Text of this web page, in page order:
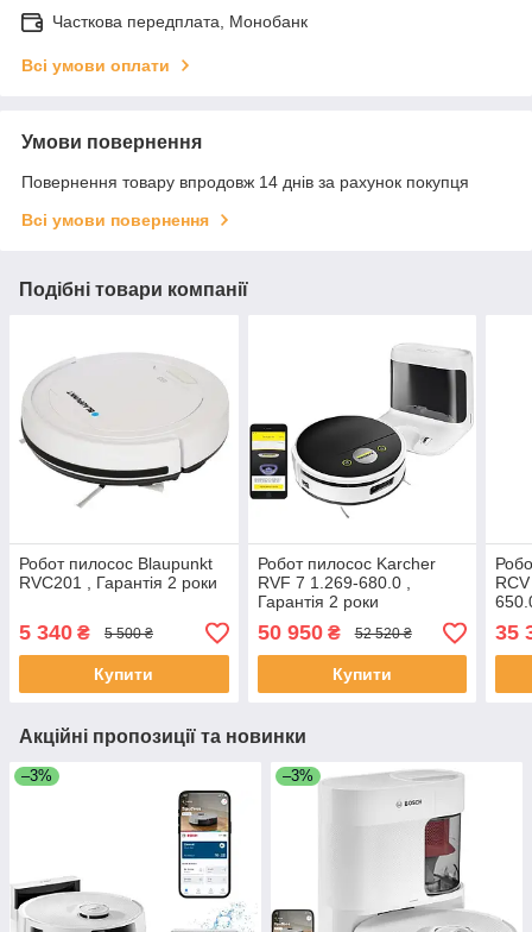
Часткова передплата, Монобанк
Всі умови оплати
Умови повернення
Повернення товару впродовж 14 днів за рахунок покупця
Всі умови повернення
Подібні товари компанії
Робот пилосос Blaupunkt
RVC201 , Гарантія 2 роки
5 340 ₴ 5 500 ₴
Купити
Робот пилосос Karcher
RVF 7 1.269-680.0 ,
Гарантія 2 роки
50 950₴ 52 520 ₴
Купити
35
Акційні пропозиції та новинки
–3% –3%